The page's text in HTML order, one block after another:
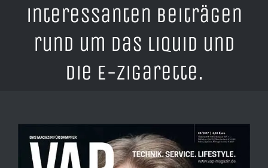
interessanten Beiträgen
rund um das Liquid und
die E-Zigarette.
grösseres